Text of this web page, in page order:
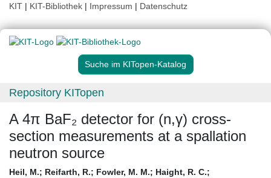
KIT | KIT-Bibliothek | Impressum | Datenschutz
Suche im KITopen-Katalog
Repository KITopen
A 4π BaF₂ detector for (n,γ) cross-
section measurements at a spallation
neutron source
Heil, M.; Reifarth, R.; Fowler, M. M.; Haight, R. C.;